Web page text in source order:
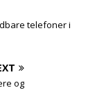
telefoner i
og